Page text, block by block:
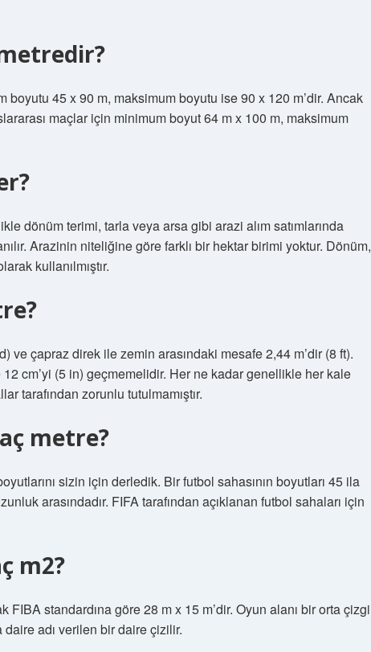
boyutu 45 x 90 m, maksimum boyutu ise 90 x 120 m’dir. Ancak
maçlar için minimum boyut 64 m x 100 m, maksimum
dönüm terimi, tarla veya arsa gibi arazi alım satımlarında
Arazinin niteliğine göre farklı bir hektar birimi yoktur. Dönüm,
kullanılmıştır.
ve çapraz direk ile zemin arasındaki mesafe 2,44 m’dir (8 ft).
cm’yi (5 in) geçmemelidir. Her ne kadar genellikle her kale
tarafından zorunlu tutulmamıştır.
metre?
sizin için derledik. Bir futbol sahasının boyutları 45 ila
arasındadır. FIFA tarafından açıklanan futbol sahaları için
m2?
​​standardına göre 28 m x 15 m’dir. Oyun alanı bir orta çizgi
daire adı verilen bir daire çizilir.